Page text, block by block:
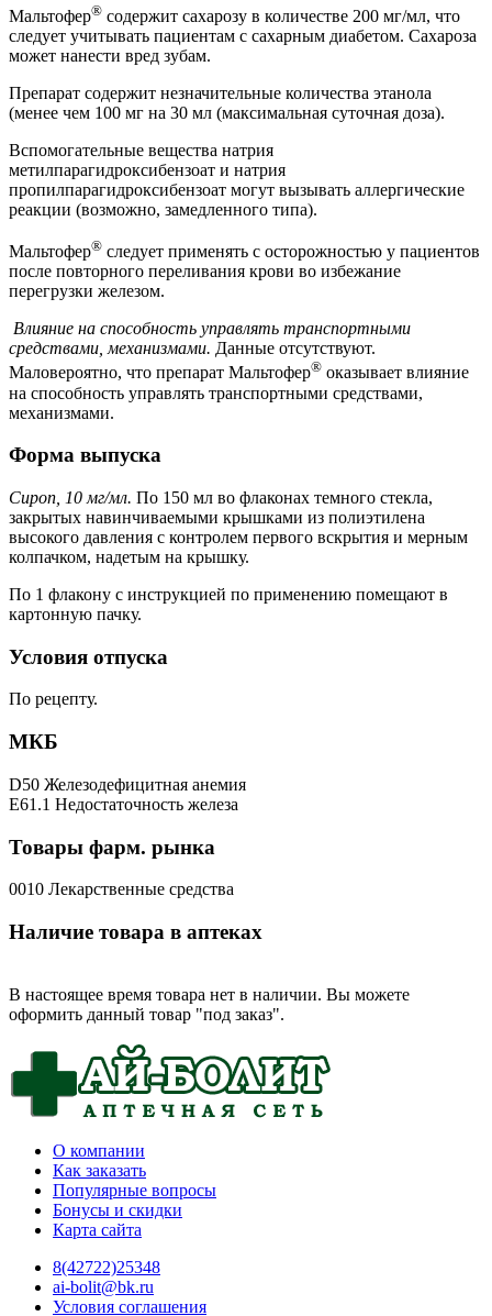
Мальтофер® содержит сахарозу в количестве 200 мг/мл, что
следует учитывать пациентам с сахарным диабетом. Сахароза
может нанести вред зубам.
Препарат содержит незначительные количества этанола
(менее чем 100 мг на 30 мл (максимальная суточная доза).
Вспомогательные вещества натрия
метилпарагидроксибензоат и натрия
пропилпарагидроксибензоат могут вызывать аллергические
реакции (возможно, замедленного типа).
Мальтофер® следует применять с осторожностью у пациентов
после повторного переливания крови во избежание
перегрузки железом.
Влияние на способность управлять транспортными
средствами, механизмами. Данные отсутствуют.
Маловероятно, что препарат Мальтофер® оказывает влияние
на способность управлять транспортными средствами,
механизмами.
Форма выпуска
Сироп, 10 мг/мл. По 150 мл во флаконах темного стекла,
закрытых навинчиваемыми крышками из полиэтилена
высокого давления с контролем первого вскрытия и мерным
колпачком, надетым на крышку.
По 1 флакону с инструкцией по применению помещают в
картонную пачку.
Условия отпуска
По рецепту.
МКБ
D50 Железодефицитная анемия
E61.1 Недостаточность железа
Товары фарм. рынка
0010 Лекарственные средства
Наличие товара в аптеках
В настоящее время товара нет в наличии. Вы можете
оформить данный товар "под заказ".
О компании
Как заказать
Популярные вопросы
Бонусы и скидки
Карта сайта
8(42722)25348
ai-bolit@bk.ru
Условия соглашения